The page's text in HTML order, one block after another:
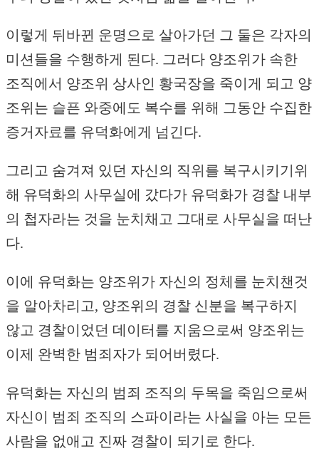
이렇게 뒤바뀐 운명으로 살아가던 그 둘은 각자의
미션들을 수행하게 된다. 그러다 양조위가 속한
조직에서 양조위 상사인 황국장을 죽이게 되고 양
조위는 슬픈 와중에도 복수를 위해 그동안 수집한
증거자료를 유덕화에게 넘긴다.
그리고 숨겨져 있던 자신의 직위를 복구시키기위
해 유덕화의 사무실에 갔다가 유덕화가 경찰 내부
의 첩자라는 것을 눈치채고 그대로 사무실을 떠난
다.
이에 유덕화는 양조위가 자신의 정체를 눈치챈것
을 알아차리고, 양조위의 경찰 신분을 복구하지
않고 경찰이었던 데이터를 지움으로써 양조위는
이제 완벽한 범죄자가 되어버렸다.
유덕화는 자신의 범죄 조직의 두목을 죽임으로써
자신이 범죄 조직의 스파이라는 사실을 아는 모든
사람을 없애고 진짜 경찰이 되기로 한다.